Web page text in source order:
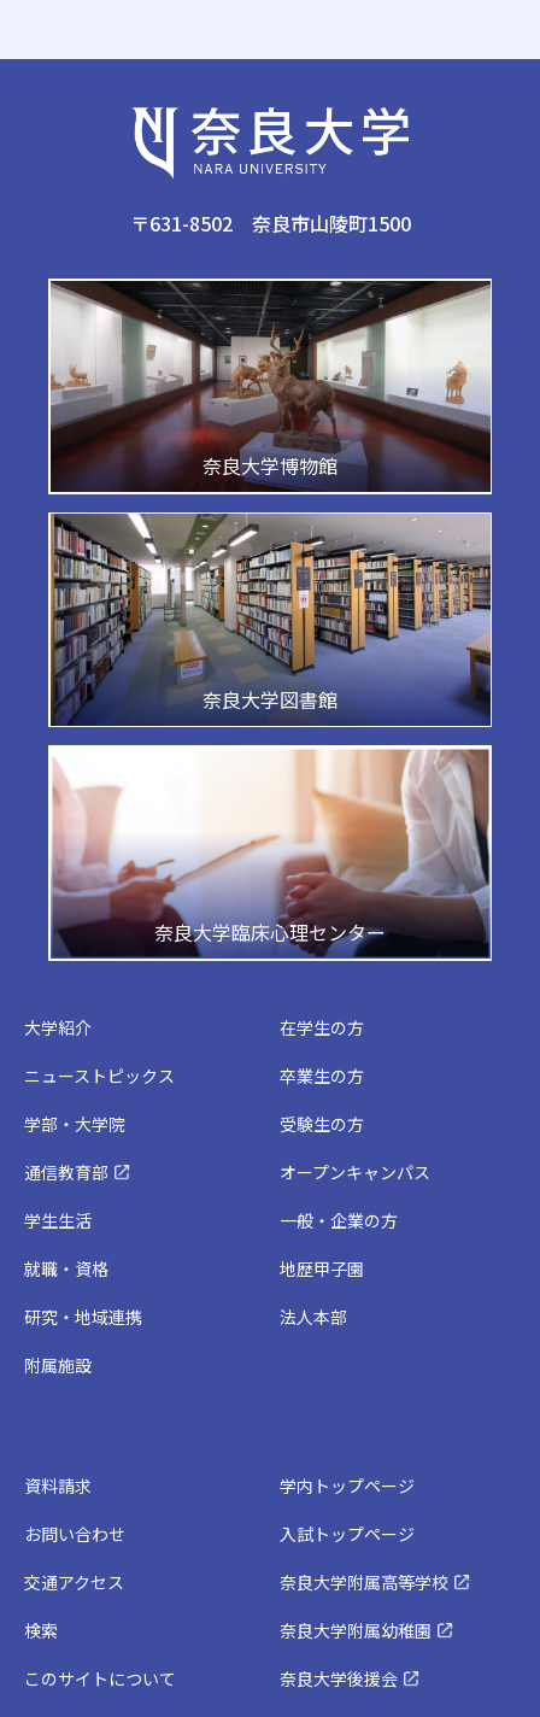
〒631-8502 奈良市山陵町1500
奈良大学博物館
奈良大学図書館
奈良大学臨床心理センター
大学紹介
ニューストピックス
学部・大学院
通信教育部
学生生活
就職・資格
研究・地域連携
附属施設
在学生の方
卒業生の方
受験生の方
オープンキャンパス
一般・企業の方
地歴甲子園
法人本部
資料請求
お問い合わせ
交通アクセス
検索
このサイトについて
学内トップページ
入試トップページ
奈良大学附属高等学校
奈良大学附属幼稚園
奈良大学後援会